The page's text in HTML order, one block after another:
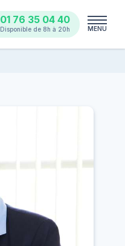
01 76 35 04 40
Disponible de 8h à 20h MENU